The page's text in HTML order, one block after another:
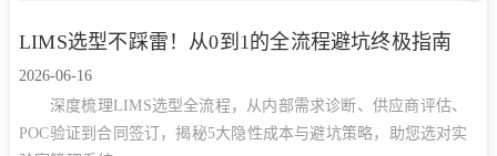
LIMS选型不踩雷！从0到1的全流程避坑终极指南
2026-06-16
深度梳理LIMS选型全流程，从内部需求诊断、供应商评估、
POC验证到合同签订，揭秘5大隐性成本与避坑策略，助您选对实